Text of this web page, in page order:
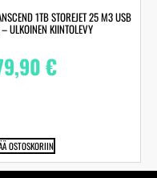
1TB STOREJET 25 M3 USB
ULKOINEN KIINTOLEVY
€
OSTOSKORIIN